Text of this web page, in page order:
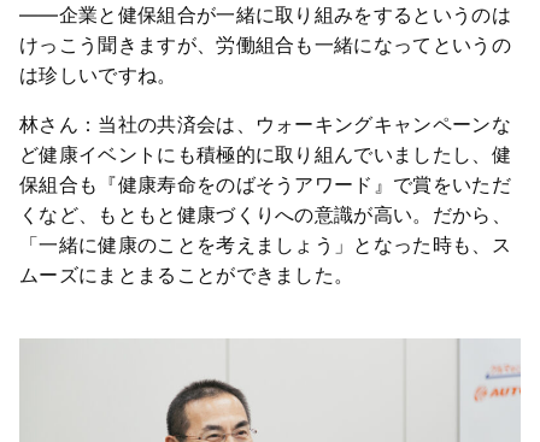
――企業と健保組合が一緒に取り組みをするというのは
けっこう聞きますが、労働組合も一緒になってというの
は珍しいですね。
林さん：当社の共済会は、ウォーキングキャンペーンな
ど健康イベントにも積極的に取り組んでいましたし、健
保組合も『健康寿命をのばそうアワード』で賞をいただ
くなど、もともと健康づくりへの意識が高い。だから、
「一緒に健康のことを考えましょう」となった時も、ス
ムーズにまとまることができました。